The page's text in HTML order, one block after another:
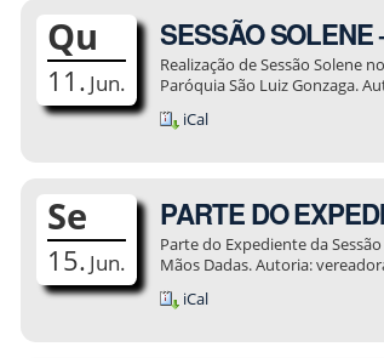
Qu
11. Jun.
SESSÃO SOLENE
Realização de Sessão Solene
Paróquia São Luiz Gonzaga.
iCal
Se
15. Jun.
PARTE DO
Parte do Expediente da
Mãos Dadas. Autoria:
iCal